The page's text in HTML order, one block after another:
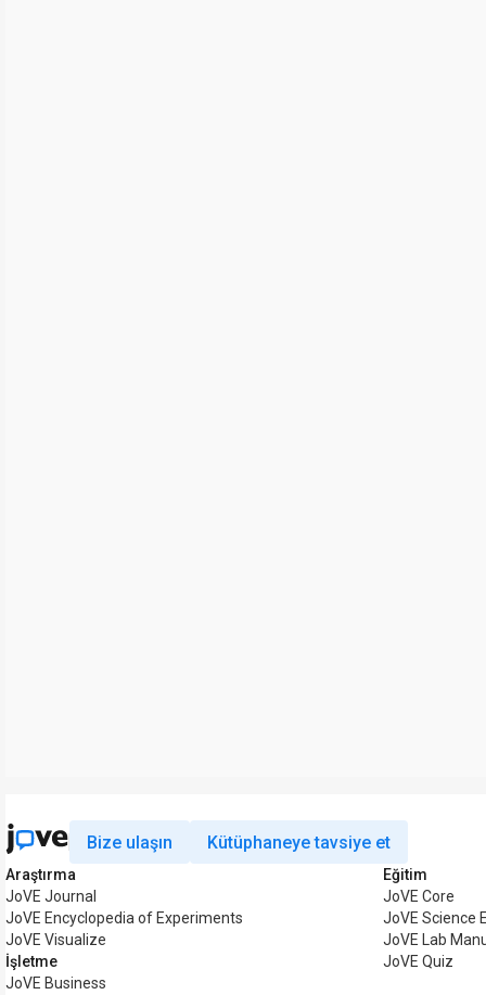
Bize ulaşın Kütüphaneye tavsiye et
Araştırma
JoVE Journal
JoVE Encyclopedia of Experiments
JoVE Visualize
İşletme
JoVE Business
Eğitim
JoVE Core
JoVE Science
JoVE Lab
JoVE Quiz